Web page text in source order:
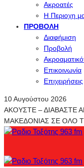
Ακροατές
Η Περιοχη
ΠΡΟΒΟΛΉ
Διαφήμιση
Προβολή
Επικοινωνία
Επιχειρήσεις
10 Αυγούστου 2026
ΑΚΟΥΣΤΕ – ΔΙΑΒΑΣΤΕ
ΜΑΚΕΔΟΝΙΑΣ ΣΕ ΟΛΟ